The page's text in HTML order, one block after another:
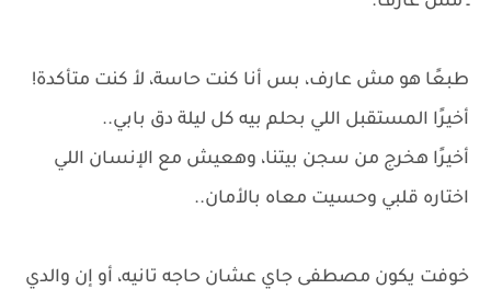
طبعًا هو مش عارف، بس أنا كنت حاسة، لأ كنت متأكدة!
أخيرًا المستقبل اللي بحلم بيه كل ليلة دق بابي..
أخيرًا هخرج من سجن بيتنا، وهعيش مع الإنسان اللي
اختاره قلبي وحسيت معاه بالأمان..
خوفت يكون مصطفى جاي عشان حاجه تانيه، أو إن والدي